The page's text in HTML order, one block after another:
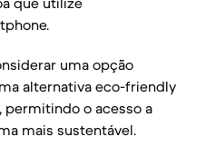
uma opção
alternativa eco-friendly
permitindo o acesso a
mais sustentável.